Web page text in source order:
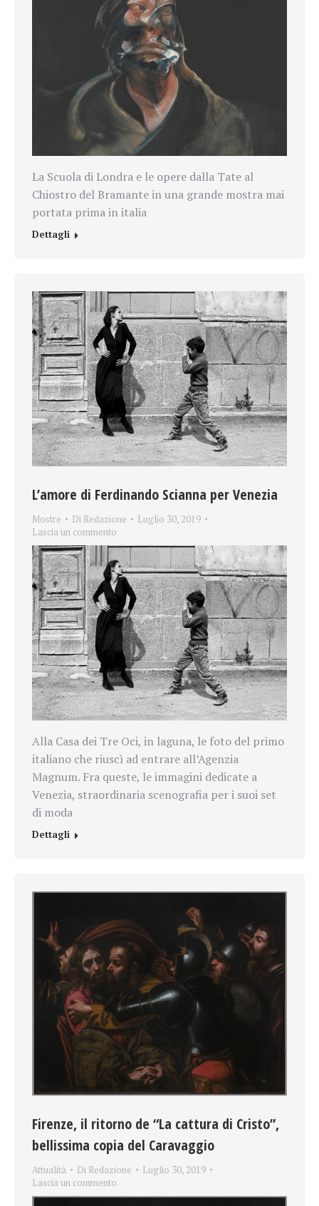
La Scuola di Londra e le opere dalla Tate al
Chiostro del Bramante in una grande mostra mai
portata prima in italia
Dettagli
L’amore di Ferdinando Scianna per Venezia
Mostre Di Redazione
Luglio 30, 2019
Lascia un commento
Alla Casa dei Tre Oci, in laguna, le foto del primo
italiano che riuscì ad entrare all’Agenzia
Magnum. Fra queste, le immagini dedicate a
Venezia, straordinaria scenografia per i suoi set
di moda
Dettagli
Firenze, il ritorno de “La cattura di Cristo”,
bellissima copia del Caravaggio
Attualità Di Redazione
Luglio 30, 2019
Lascia un commento